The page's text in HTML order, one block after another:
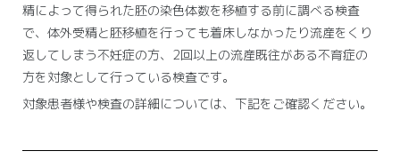
精によって得られた胚の染色体数を移植する前に調べる検査
で、体外受精と胚移植を行っても着床しなかったり流産をくり
返してしまう不妊症の方、2回以上の流産既往がある不育症の
方を対象として行っている検査です。
対象患者様や検査の詳細については、下記をご確認ください。